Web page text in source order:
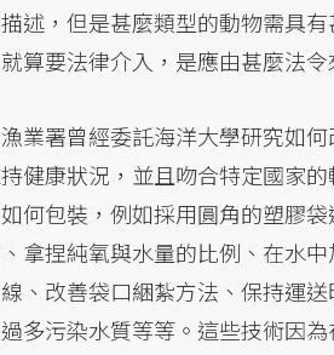
述，但是甚麼類型的動物需具
算要法律介入，是應由甚麼法
業署曾經委託海洋大學研究如
健康狀況，並且吻合特定國家
何包裝，例如採用圓角的塑膠
拿捏純氧與水量的比例、在水
、改善袋口綑紮方法、保持運
多污染水質等等。這些技術因